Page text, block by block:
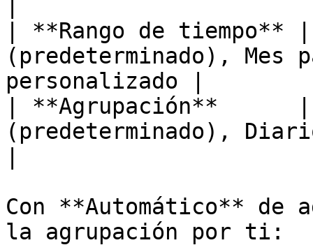
| **Rango de tiempo** |
(predeterminado), Mes
personalizado |
| **Agrupación**      |
(predeterminado),
Con **Automático** de
la agrupación por ti: